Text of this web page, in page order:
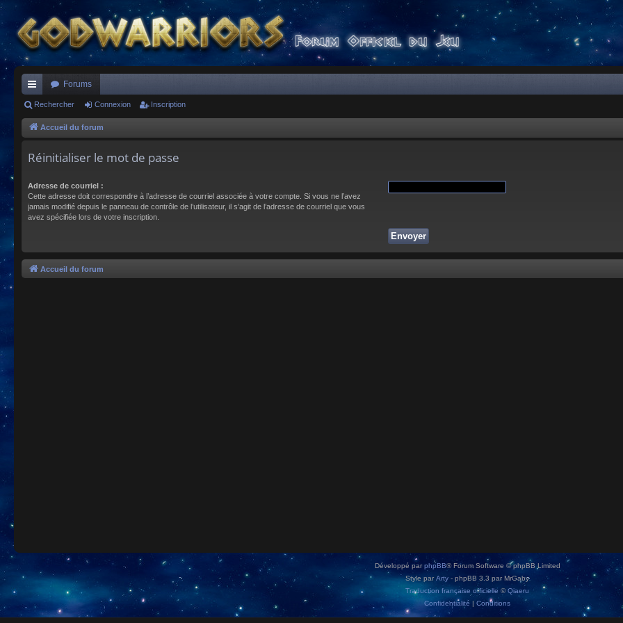
ac
co
s
Forums
Rechercher Connexion Inscription
Accueil du forum
Réinitialiser le mot de passe
Adresse de courriel :
Cette adresse doit correspondre à l’adresse de courriel associée à votre compte. Si vous ne l’avez
jamais modifié depuis le panneau de contrôle de l’utilisateur, il s’agit de l’adresse de courriel que vous
avez spécifiée lors de votre inscription.
Accueil du forum
Développé parphpBB® Forum Software © phpBB Limited
Style par Arty - phpBB 3.3 par MrGaby
Traduction française officielle ©Qiaeru
Confidentialité | Conditions